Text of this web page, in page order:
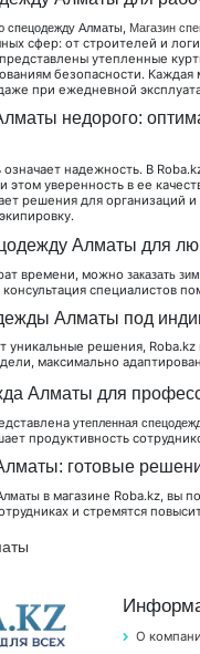
спецодежду Алматы, Магазин
сфер: от строителей и
утепленные
безопасности. Каждая
при ежедневной
недорого:
означает надежность. В
этом уверенность в ее
решения для организаций и
Алматы для
времени, можнозаказать
консультация специалистов
Алматы под
уникальные решения,
максимально
Алматы для
утепленная
продуктивность
готовые
в магазине Roba.kz, вы
и стремятся
О